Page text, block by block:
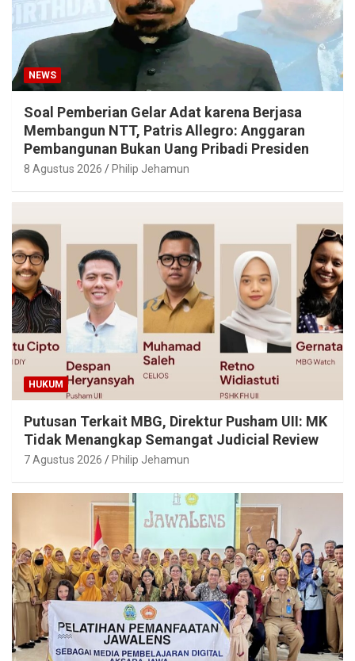
NEWS
Soal Pemberian Gelar Adat karena Berjasa
Membangun NTT, Patris Allegro: Anggaran
Pembangunan Bukan Uang Pribadi Presiden
8 Agustus 2026 Philip Jehamun
HUKUM
Putusan Terkait MBG, Direktur Pusham UII: MK
Tidak Menangkap Semangat Judicial Review
7 Agustus 2026 Philip Jehamun